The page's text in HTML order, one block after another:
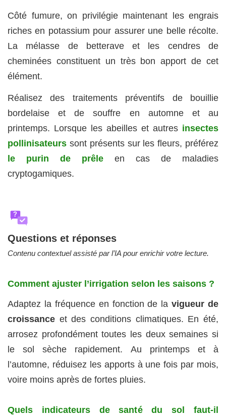
Côté fumure, on privilégie maintenant les engrais
riches en potassium pour assurer une belle récolte.
La mélasse de betterave et les cendres de
cheminées constituent un très bon apport de cet
élément.
Réalisez des traitements préventifs de bouillie
bordelaise et de souffre en automne et au
printemps. Lorsque les abeilles et autres insectes
pollinisateurs sont présents sur les fleurs, préférez
le purin de prêle en cas de maladies
cryptogamiques.
?
Questions et réponses
Contenu contextuel assisté par l’IA pour enrichir votre lecture.
Comment ajuster l’irrigation selon les saisons ?
Adaptez la fréquence en fonction de lavigueur de
croissance et des conditions climatiques. En été,
arrosez profondément toutes les deux semaines si
le sol sèche rapidement. Au printemps et à
l’automne, réduisez les apports à une fois par mois,
voire moins après de fortes pluies.
Quels indicateurs de santé du sol faut-il